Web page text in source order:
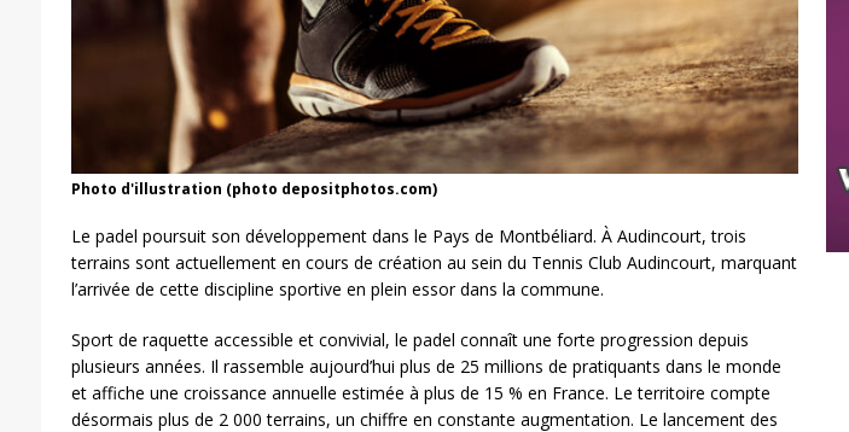
Photo d'illustration (photo depositphotos.com)
Le padel poursuit son développement dans le Pays de Montbéliard. À Audincourt, trois
terrains sont actuellement en cours de création au sein du Tennis Club Audincourt, marquant
l’arrivée de cette discipline sportive en plein essor dans la commune.
Sport de raquette accessible et convivial, le padel connaît une forte progression depuis
plusieurs années. Il rassemble aujourd’hui plus de 25 millions de pratiquants dans le monde
et affiche une croissance annuelle estimée à plus de 15 % en France. Le territoire compte
désormais plus de 2 000 terrains, un chiffre en constante augmentation. Le lancement des